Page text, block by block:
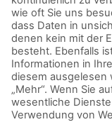
IMPRESSUM
© Aurora Mühlen